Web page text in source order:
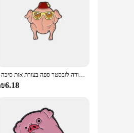
חדש אמריקאי יצירתי סדרת טלוויזיה חברים סיכה קריקטורה לובסטר חמודה לובסטר ספה בצורת אות סיכה
₪6.18